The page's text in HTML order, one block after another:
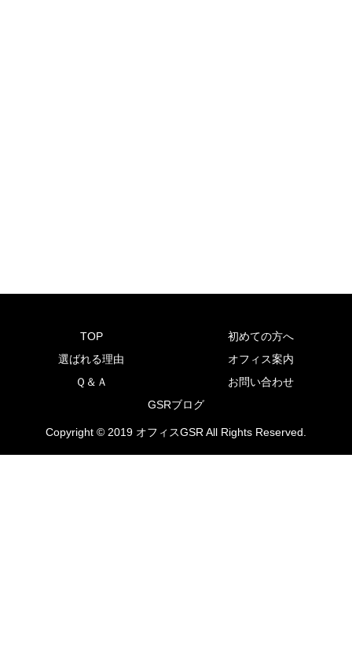
TOP
初めての方へ
選ばれる理由
オフィス案内
Ｑ＆Ａ
お問い合わせ
GSRブログ
Copyright © 2019 オフィスGSR All Rights Reserved.